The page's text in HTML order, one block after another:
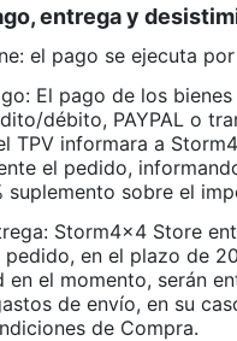
entrega y
el pago se ejecuta
El pago de los
débito, PAYPAL o
TPV informara a
el pedido,
suplemento sobre el
Storm4x4 Store
en el plazo de
en el momento, serán
de envío, en su
de Compra.